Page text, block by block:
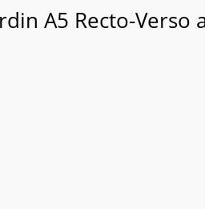
A5 Recto-Verso